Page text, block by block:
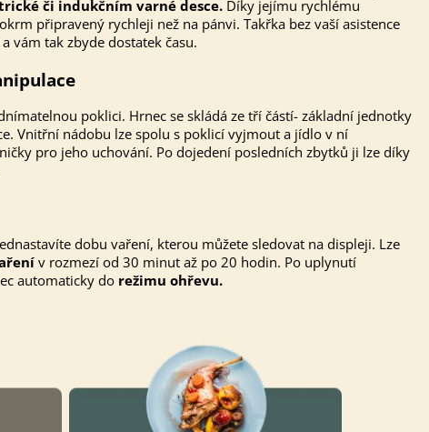
či indukčním varné desce. Díky jejímu rychlému
připravený rychleji než na pánvi. Takřka bez vaší asistence
vám tak zbyde dostatek času.
poklici. Hrnec se skládá ze tří částí- základní jednotky
Vnitřní nádobu lze spolu s poklicí vyjmout a jídlo v ní
pro jeho uchování. Po dojedení posledních zbytků ji lze díky
dobu vaření, kterou můžete sledovat na displeji. Lze
v rozmezí od 30 minut až po 20 hodin. Po uplynutí
automaticky do režimu ohřevu.